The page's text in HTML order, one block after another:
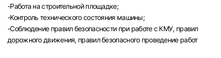
-Paбота на строительной площадке;
-Контроль технического состояния машины;
-Соблюдение правил безопасности при работе с КМУ, правил
дорожного движения, правил безопасного проведение работ